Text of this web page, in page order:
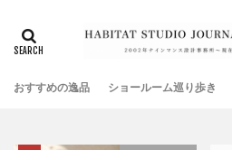
おすすめの逸品 ショールーム巡り歩き
DJブース SHOP TOOL
クローゼット
ショールーム
マンションリノベーション